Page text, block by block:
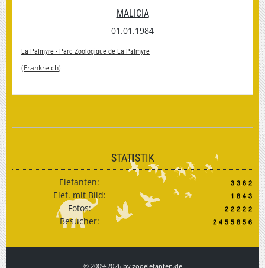
MALICIA
01.01.1984
La Palmyre - Parc Zoologique de La Palmyre
(Frankreich)
STATISTIK
Elefanten:
Elef. mit Bild:
Fotos:
Besucher:
© 2009-2026 by zooelefanten.de